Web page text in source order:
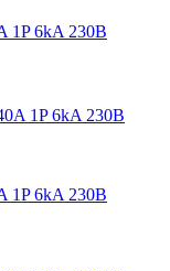
1P 6kA 230В
1P 6kA 230В